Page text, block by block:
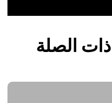
الصلة